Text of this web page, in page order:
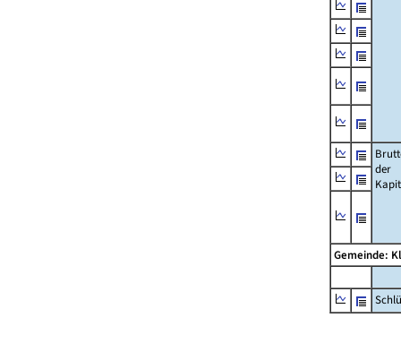
der
Gemeinde: